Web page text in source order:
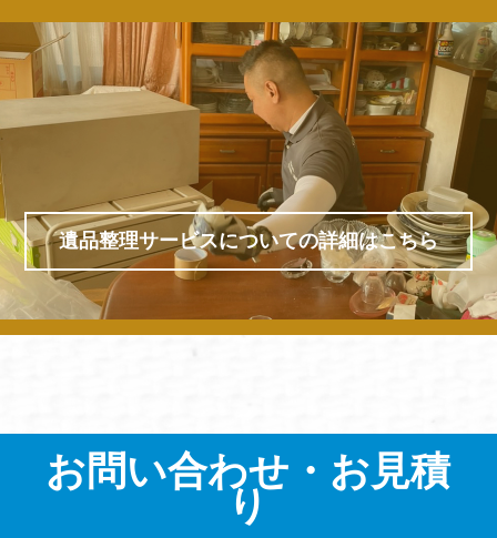
遺品整理サービスについての詳細はこちら
お問い合わせ・お見積
り